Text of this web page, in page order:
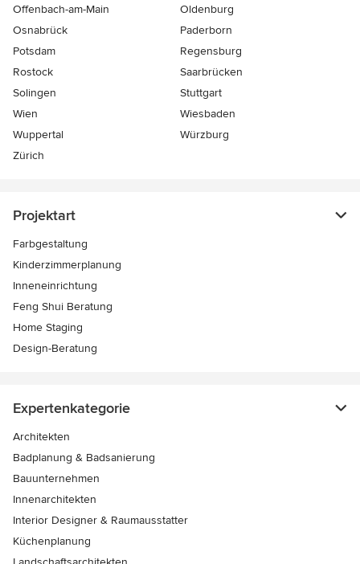
Offenbach-am-Main
Oldenburg
Osnabrück
Paderborn
Potsdam
Regensburg
Rostock
Saarbrücken
Solingen
Stuttgart
Wien
Wiesbaden
Wuppertal
Würzburg
Zürich
Projektart
Farbgestaltung
Kinderzimmerplanung
Inneneinrichtung
Feng Shui Beratung
Home Staging
Design-Beratung
Expertenkategorie
Architekten
Badplanung & Badsanierung
Bauunternehmen
Innenarchitekten
Interior Designer & Raumausstatter
Küchenplanung